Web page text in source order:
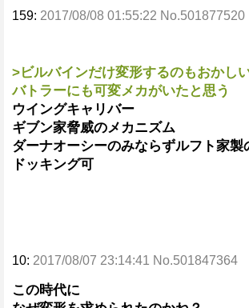
159: 2017/08/08 01:55:22 No.501877520
>ビルバインだけ変形するのもおかし
バトラーにも可変メカがいたと思う
ウイングキャリバー
ギブン家脅威のメカニズム
ダーナオーシーのみならずルフト家製
ドッキング可
10: 2017/08/07 23:14:41 No.501847364
この時代に